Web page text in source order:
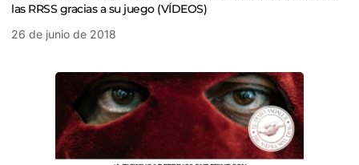
las RRSS gracias a su juego (VÍDEOS)
26 de junio de 2018